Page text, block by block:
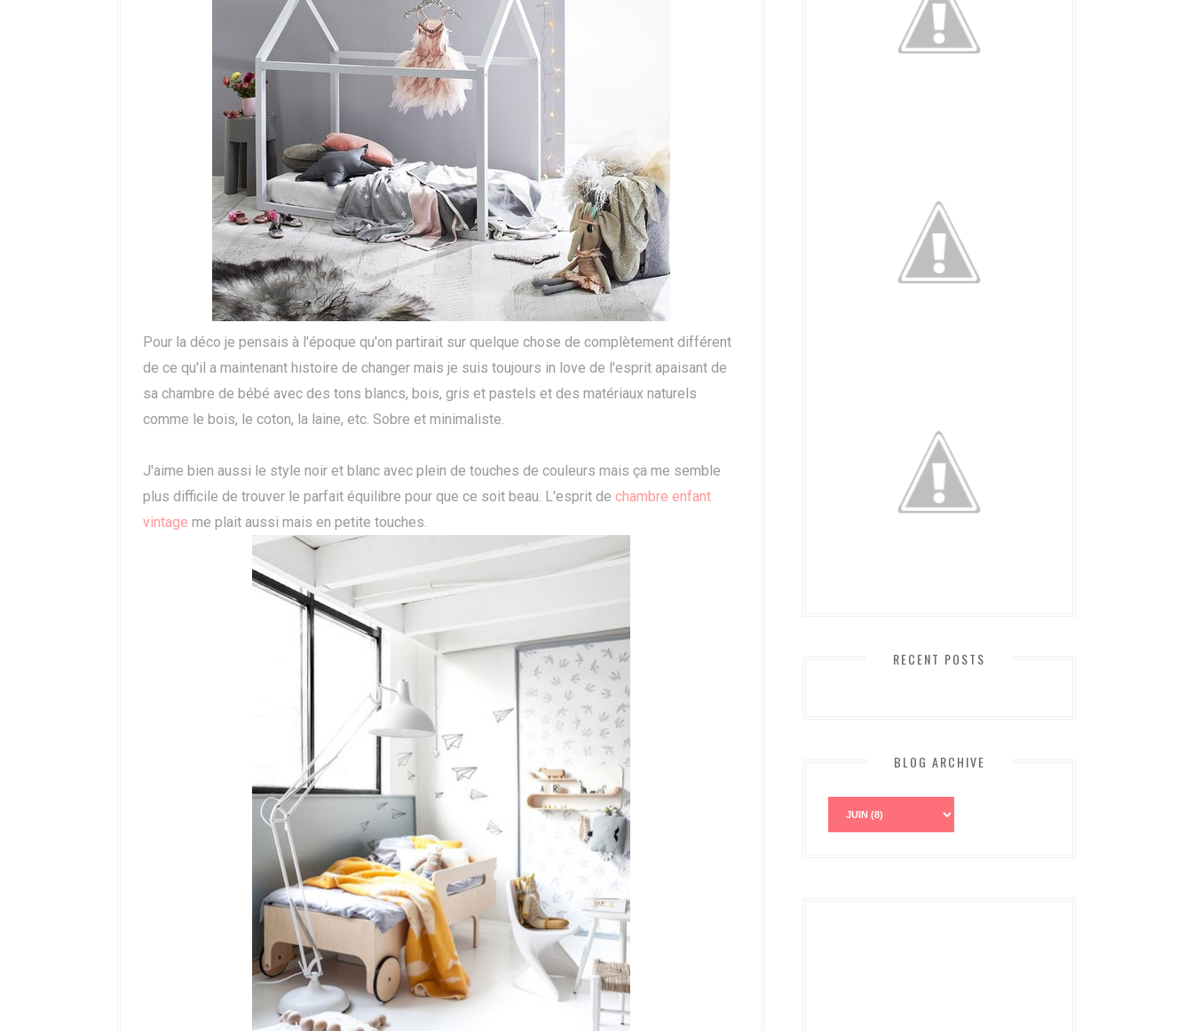
Pour la déco je pensais à l'époque qu'on partirait sur quelque chose de complètement différent
de ce qu'il a maintenant histoire de changer mais je suis toujours in love de l'esprit apaisant de
sa chambre de bébé avec des tons blancs, bois, gris et pastels et des matériaux naturels
comme le bois, le coton, la laine, etc. Sobre et minimaliste.
J'aime bien aussi le style noir et blanc avec plein de touches de couleurs mais ça me semble
plus difficile de trouver le parfait équilibre pour que ce soit beau. L'esprit de chambre enfant
vintage me plait aussi mais en petite touches.
RECENT POSTS
BLOG ARCHIVE